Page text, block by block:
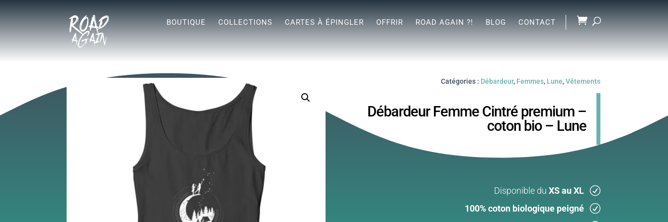
BOUTIQUE COLLECTIONS CARTES À ÉPINGLER OFFRIR ROAD AGAIN ?! BLOG CONTACT
Catégories : Débardeur, Femmes, Lune,Vêtements
Débardeur Femme Cintré premium –
coton bio – Lune
Disponible du XS au XL
100% coton biologique peigné